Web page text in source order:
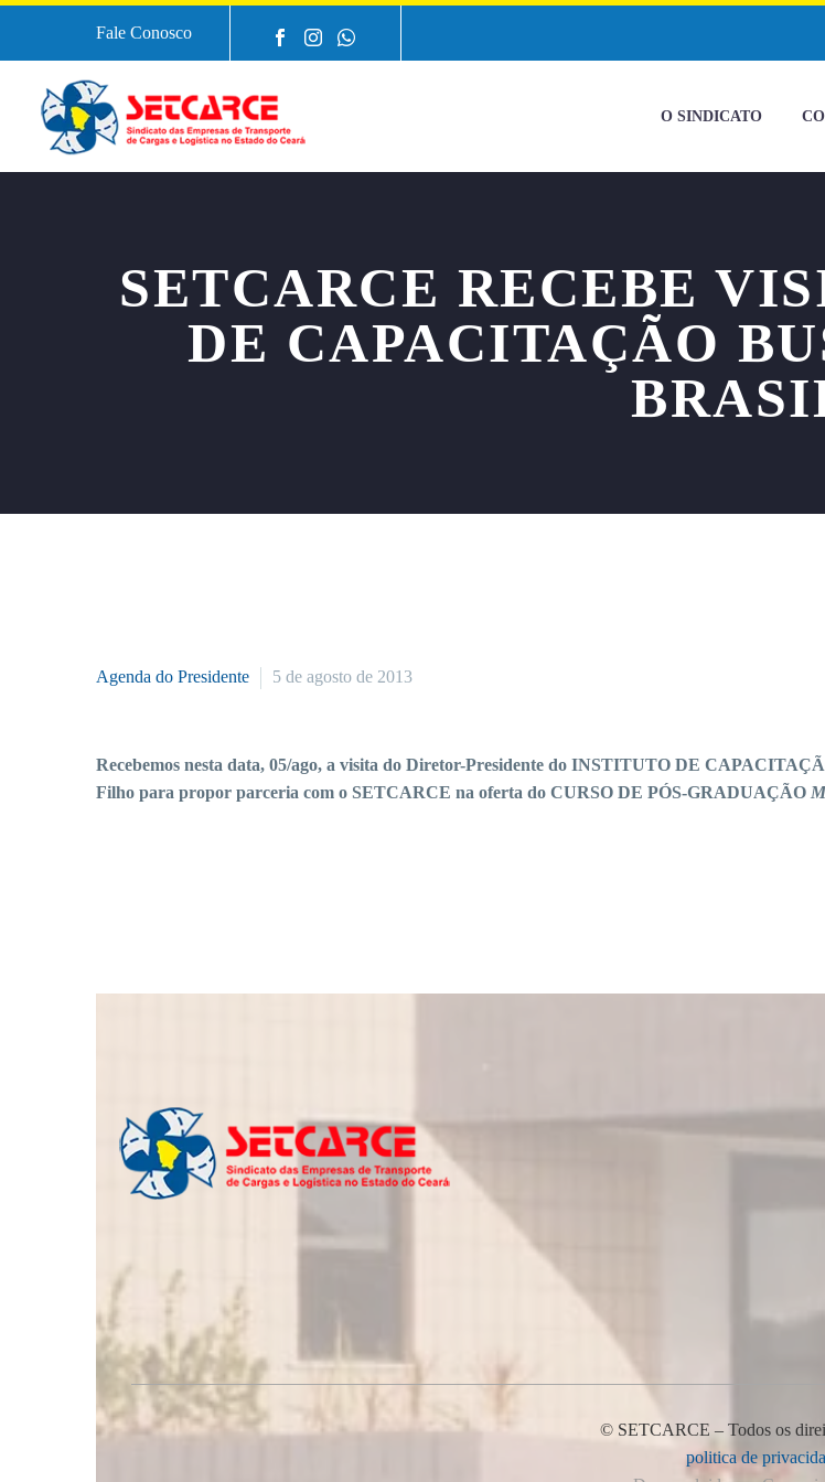
Fale Conosco
O SINDICATO
SETCARCE RECEBE
DE CAPACITAÇÃO
Agenda do Presidente 5 de agosto de 2013
Recebemos nesta data, 05/ago, a visita do Diretor-Presidente do INSTITUTO DE
Filho para propor parceria com o SETCARCE na oferta do CURSO DE PÓS-GRADUAÇÃO
© SETCARCE – Todos os
politica de